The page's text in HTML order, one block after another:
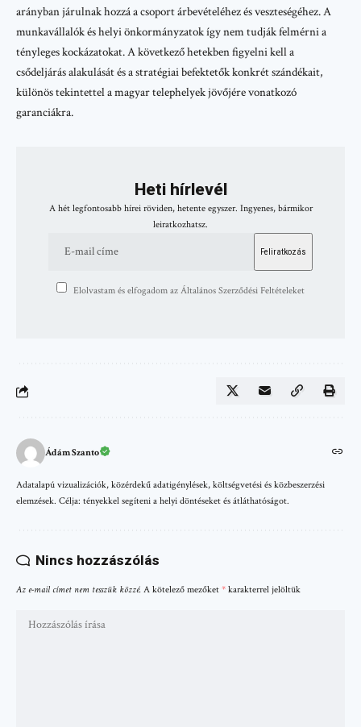
arányban járulnak hozzá a csoport árbevételéhez és veszteségéhez. A
munkavállalók és helyi önkormányzatok így nem tudják felmérni a
tényleges kockázatokat. A következő hetekben figyelni kell a
csődeljárás alakulását és a stratégiai befektetők konkrét szándékait,
különös tekintettel a magyar telephelyek jövőjére vonatkozó
garanciákra.
Heti hírlevél
A hét legfontosabb hírei röviden, hetente egyszer. Ingyenes, bármikor
leiratkozhatsz.
Elolvastam és elfogadom az Általános Szerződési Feltételeket
Ádám Szanto
Adatalapú vizualizációk, közérdekű adatigénylések, költségvetési és közbeszerzési
elemzések. Célja: tényekkel segíteni a helyi döntéseket és átláthatóságot.
Nincs hozzászólás
Az e-mail címet nem tesszük közzé. A kötelező mezőket * karakterrel jelöltük